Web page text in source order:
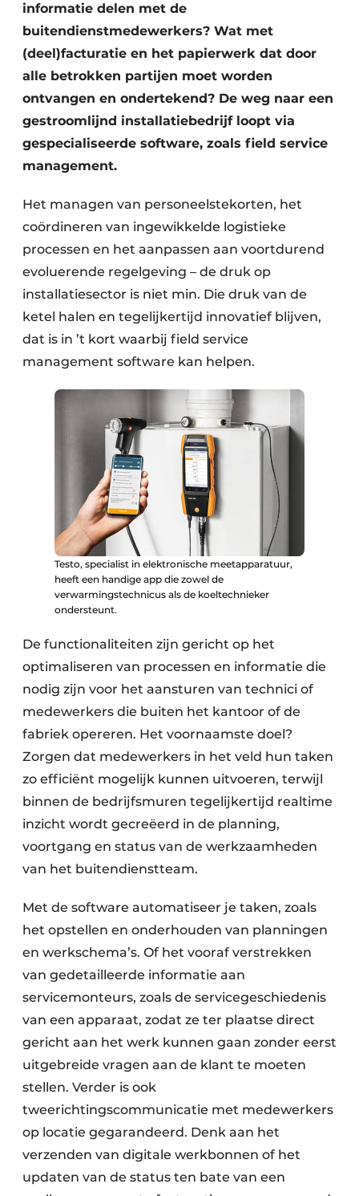
informatie delen met de
buitendienstmedewerkers? Wat met
(deel)facturatie en het papierwerk dat door
alle betrokken partijen moet worden
ontvangen en ondertekend? De weg naar een
gestroomlijnd installatiebedrijf loopt via
gespecialiseerde software, zoals field service
management.
Het managen van personeelstekorten, het
coördineren van ingewikkelde logistieke
processen en het aanpassen aan voortdurend
evoluerende regelgeving – de druk op
installatiesector is niet min. Die druk van de
ketel halen en tegelijkertijd innovatief blijven,
dat is in ’t kort waarbij field service
management software kan helpen.
Testo, specialist in elektronische meetapparatuur,
heeft een handige app die zowel de
verwarmingstechnicus als de koeltechnieker
ondersteunt.
De functionaliteiten zijn gericht op het
optimaliseren van processen en informatie die
nodig zijn voor het aansturen van technici of
medewerkers die buiten het kantoor of de
fabriek opereren. Het voornaamste doel?
Zorgen dat medewerkers in het veld hun taken
zo efficiënt mogelijk kunnen uitvoeren, terwijl
binnen de bedrijfsmuren tegelijkertijd realtime
inzicht wordt gecreëerd in de planning,
voortgang en status van de werkzaamheden
van het buitendienstteam.
Met de software automatiseer je taken, zoals
het opstellen en onderhouden van planningen
en werkschema’s. Of het vooraf verstrekken
van gedetailleerde informatie aan
servicemonteurs, zoals de servicegeschiedenis
van een apparaat, zodat ze ter plaatse direct
gericht aan het werk kunnen gaan zonder eerst
uitgebreide vragen aan de klant te moeten
stellen. Verder is ook
tweerichtingscommunicatie met medewerkers
op locatie gegarandeerd. Denk aan het
verzenden van digitale werkbonnen of het
updaten van de status ten bate van een